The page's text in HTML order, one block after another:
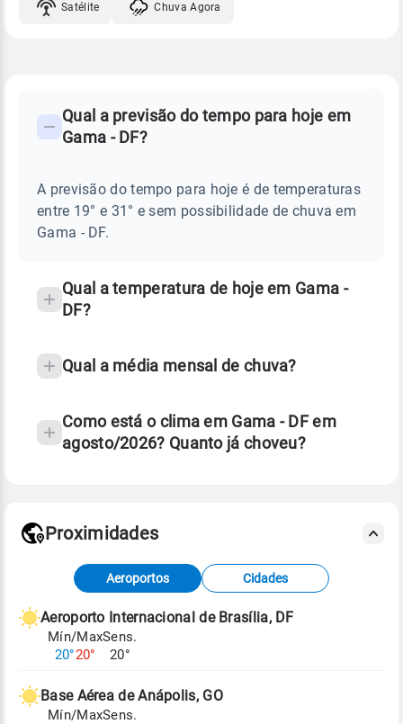
Satélite Chuva Agora
PREVISÃO
TEMPO
Perguntas
sobre
chuva
Qual a previsão do tempo para hoje em
Gama - DF?
A previsão do tempo para hoje é de temperaturas
entre 19° e 31° e sem possibilidade de chuva em
Gama - DF.
Qual a temperatura de hoje em Gama -
DF?
Qual a média mensal de chuva?
Como está o clima em Gama - DF em
agosto/2026? Quanto já choveu?
Fonte: dados combinados de estações
meteorológicas e satélite do Centro de Previsão
de Tempo e Estudos Climáticos (CPTEC).
Para obter mais informações sobre os dados
Proximidades
Aeroportos Cidades
Aeroporto Internacional de Brasília, DF
Mín/Max
20°20°
Sens.
20°
Base Aérea de Anápolis, GO
Mín/MaxSens.